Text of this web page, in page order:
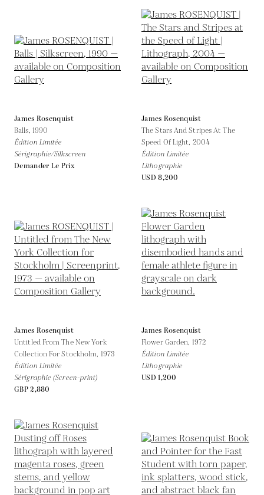
James Rosenquist
Balls, 1990
Édition Limitée
Sérigraphie/Silkscreen
Demander Le Prix
James Rosenquist
The Stars And Stripes At The
Speed Of Light, 2004
Édition Limitée
Lithographie
USD 8,200
James Rosenquist
Untitled From The New York
Collection For Stockholm, 1973
Édition Limitée
Sérigraphie (Screen-print)
GBP 2,880
James Rosenquist
Flower Garden, 1972
Édition Limitée
Lithographie
USD 1,200